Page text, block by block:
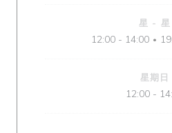
星 - 星
12:00 - 14:00 •
星期日
12:00 -